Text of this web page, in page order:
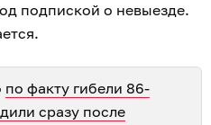
подпиской о невыезде.
по факту гибели 86-
сразу после